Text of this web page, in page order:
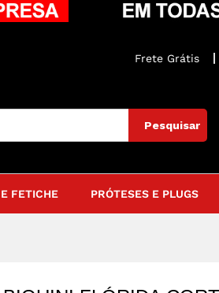
Frete Grátis
Pesquisar
FETICHE PRÓTESES E PLUGS